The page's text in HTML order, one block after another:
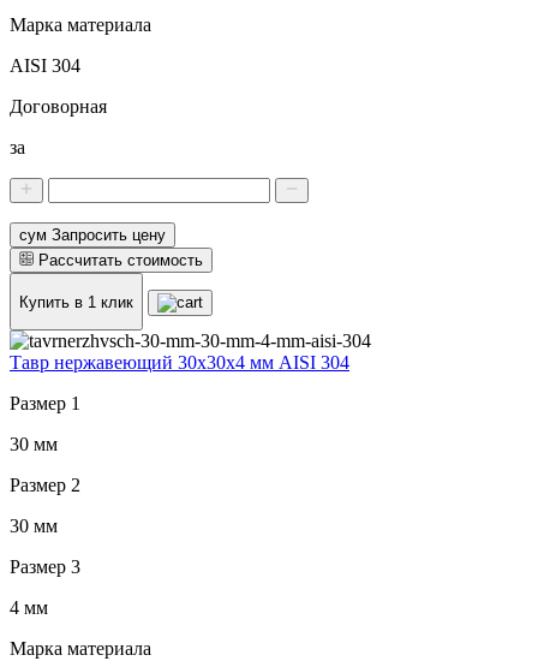
Марка материала
AISI 304
Договорная
за
сум Запросить цену
Рассчитать стоимость
Купить в 1 клик
Тавр нержавеющий 30x30x4 мм AISI 304
Размер 1
30 мм
Размер 2
30 мм
Размер 3
4 мм
Марка материала